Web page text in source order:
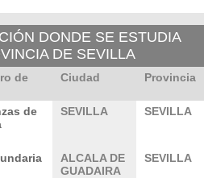
DONDE SE ESTUDIA
DE SEVILLA
de
Ciudad Provincia
de
SEVILLA SEVILLA
ALCALA DE
GUADAIRA
SEVILLA